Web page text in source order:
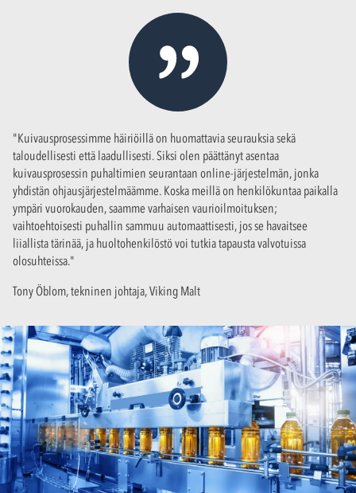
"Kuivausprosessimme häiriöillä on huomattavia seurauksia sekä
taloudellisesti että laadullisesti. Siksi olen päättänyt asentaa
kuivausprosessin puhaltimien seurantaan online-järjestelmän, jonka
yhdistän ohjausjärjestelmäämme. Koska meillä on henkilökuntaa paikalla
ympäri vuorokauden, saamme varhaisen vaurioilmoituksen;
vaihtoehtoisesti puhallin sammuu automaattisesti, jos se havaitsee
liiallista tärinää, ja huoltohenkilöstö voi tutkia tapausta valvotuissa
olosuhteissa."
Tony Öblom, tekninen johtaja, Viking Malt